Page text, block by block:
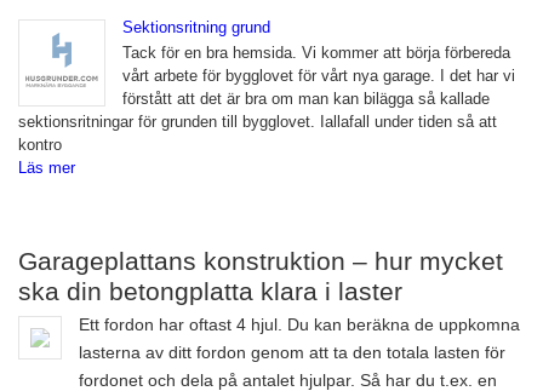
Sektionsritning grund
Tack för en bra hemsida. Vi kommer att börja förbereda
vårt arbete för bygglovet för vårt nya garage. I det har vi
förstått att det är bra om man kan bilägga så kallade
sektionsritningar för grunden till bygglovet. Iallafall under tiden så att
kontro
Läs mer
Garageplattans konstruktion – hur mycket
ska din betongplatta klara i laster
Ett fordon har oftast 4 hjul. Du kan beräkna de uppkomna
lasterna av ditt fordon genom att ta den totala lasten för
fordonet och dela på antalet hjulpar. Så har du t.ex. en